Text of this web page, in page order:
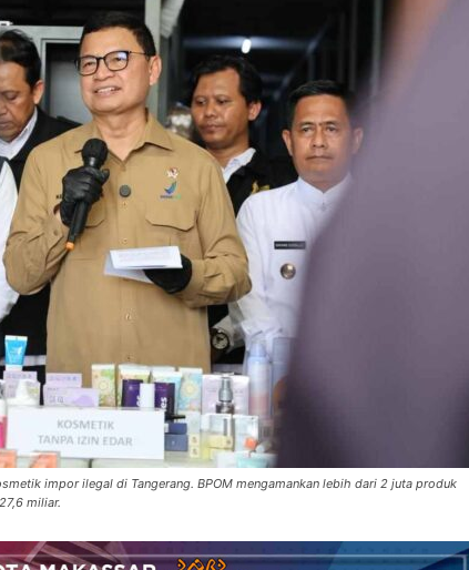
impor ilegal di Tangerang. BPOM mengamankan lebih dari 2 juta produk
miliar.